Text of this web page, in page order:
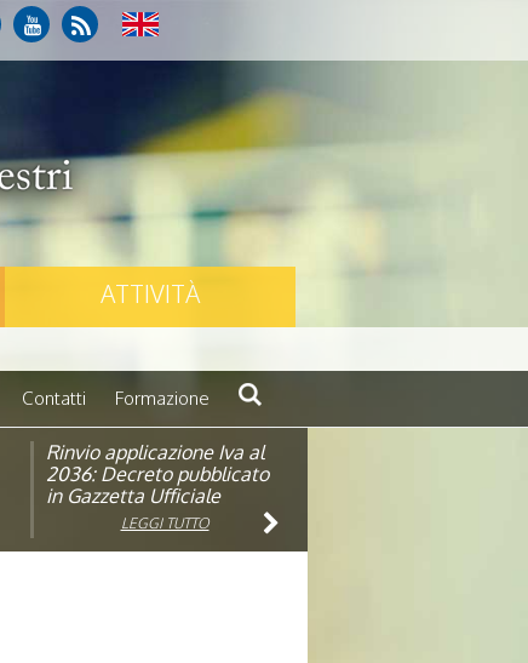
ATTIVITÀ
Contatti Formazione
Rinvio applicazione Iva al
2036: Decreto pubblicato
in Gazzetta Ufficiale
LEGGI TUTTO
Visita veterinaria annuale
LEGGI TUTTO